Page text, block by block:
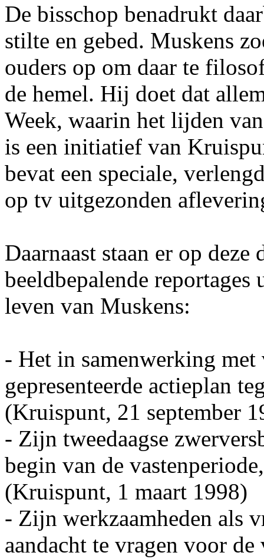
De bisschop benadrukt
stilte en gebed. Muskens
ouders op om daar te
de hemel. Hij doet dat
Week, waarin het lijden
is een initiatief van
bevat een speciale,
op tv uitgezonden
Daarnaast staan er op
beeldbepalende
leven van Muskens:
- Het in samenwerking
gepresenteerde actieplan
(Kruispunt, 21 september
- Zijn tweedaagse
begin van de
(Kruispunt, 1 maart 1998)
- Zijn werkzaamheden als
aandacht te vragen voor